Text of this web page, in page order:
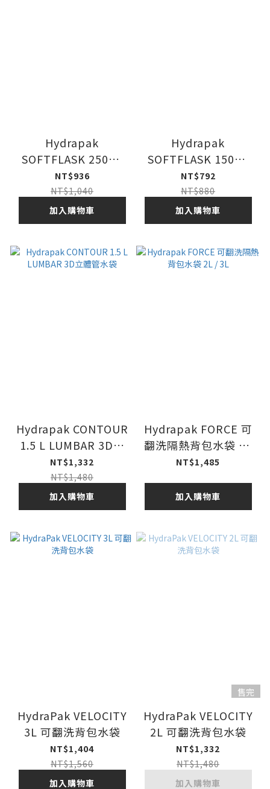
Hydrapak
SOFTFLASK 250ml
軟式隨身能量凝膠速補
袋 2-Pack
NT$936
NT$1,040
加入購物車
Hydrapak
SOFTFLASK 150ml
軟式隨身能量凝膠速補
袋 2-Pack
NT$792
NT$880
加入購物車
Hydrapak CONTOUR
1.5 L LUMBAR 3D立
體管水袋
NT$1,332
NT$1,480
加入購物車
Hydrapak FORCE 可
翻洗隔熱背包水袋 2L
/ 3L
NT$1,485
加入購物車
HydraPak VELOCITY
3L 可翻洗背包水袋
NT$1,404
NT$1,560
加入購物車
售完
HydraPak VELOCITY
2L 可翻洗背包水袋
NT$1,332
NT$1,480
加入購物車